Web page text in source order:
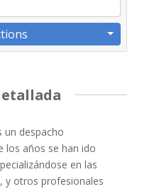
un despacho
los años se han ido
en las
y otros profesionales